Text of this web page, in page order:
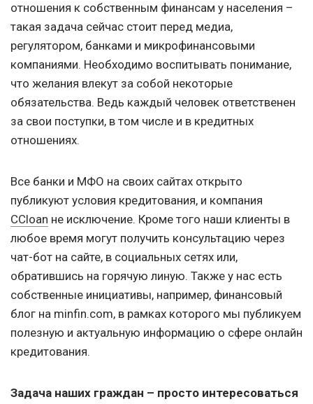
отношения к собственным финансам у населения –
такая задача сейчас стоит перед медиа,
регулятором, банками и микрофинансовыми
компаниями. Необходимо воспитывать понимание,
что желания влекут за собой некоторые
обязательства. Ведь каждый человек ответственен
за свои поступки, в том числе и в кредитных
отношениях.
Все банки и МФО на своих сайтах открыто
публикуют условия кредитования, и компания
CCloan не исключение. Кроме того наши клиенты в
любое время могут получить консультацию через
чат-бот на сайте, в социальных сетях или,
обратившись на горячую линую. Также у нас есть
собственные инициативы, например, финансовый
блог на minfin.com, в рамках которого мы публикуем
полезную и актуальную информацию о сфере онлайн
кредитования.
Задача наших граждан – просто интересоваться